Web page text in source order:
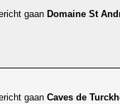
Domaine St
Caves de